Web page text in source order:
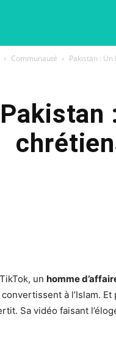
Communauté Pakistan :
Pakistan
un homme
à l’Islam.
Sa vidéo faisant